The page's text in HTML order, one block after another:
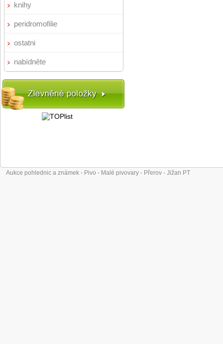
knihy
peridromofilie
ostatni
nabídněte
Aukce pohlednic a známek - Pivo - Malé pivovary - Přerov - Jižan PT